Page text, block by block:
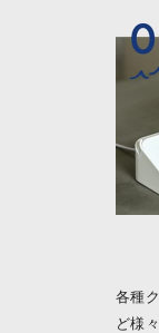
各種
ど様